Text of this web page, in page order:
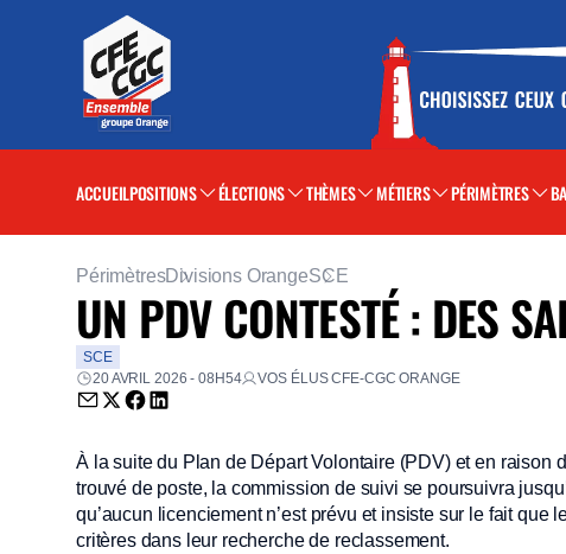
ACCUEILPOSITIONS ÉLECTIONS THÈMES MÉTIERS PÉRIMÈTRES
PérimètresDivisions OrangeSCE
UN PDV CONTESTÉ : DES
SCE
20 AVRIL 2026 - 08H54
VOS ÉLUS CFE-CGC ORANGE
Envoyer par email (nouvelle fenêtre)
Partager sur Twitter (nouvelle fenêtre)
Partager sur Facebook (nouvelle fenêtre)
Partager sur LinkedIn (nouvelle fenêtre)
À la suite du Plan de Départ Volontaire (PDV) et en raison
trouvé de poste, la commission de suivi se poursuivra
qu’aucun licenciement n’est prévu et insiste sur le fait
critères dans leur recherche de reclassement.